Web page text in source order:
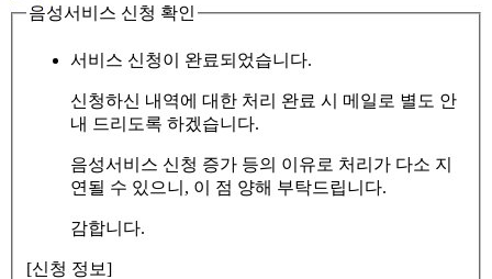
음성서비스 신청 확인
서비스 신청이 완료되었습니다.
신청하신 내역에 대한 처리 완료 시 메일로 별도 안
내 드리도록 하겠습니다.
음성서비스 신청 증가 등의 이유로 처리가 다소 지
연될 수 있으니, 이 점 양해 부탁드립니다.
감합니다.
[신청 정보]